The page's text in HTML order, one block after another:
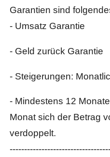
Garantien sind
- Umsatz Garantie
- Geld zurück Garantie
- Steigerungen:
- Mindestens 12
Monat sich der Betrag
verdoppelt.